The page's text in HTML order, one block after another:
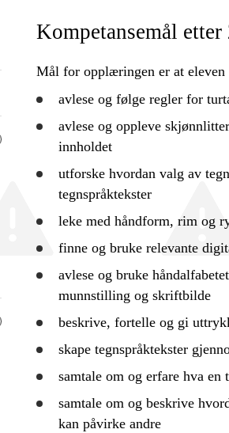
Kompetansemål
Mål for opplæringen er at eleven
avlese og følge regler for
avlese og oppleve
innholdet
utforskehvordan valg av
tegnspråktekster
leke med håndform, rim og
finne og brukerelevante
avlese og bruke
munnstilling og skriftbilde
beskrive, fortelle og gi
skape tegnspråktekster
samtale om og erfare hva en
samtale om og beskrive
kan påvirke andre